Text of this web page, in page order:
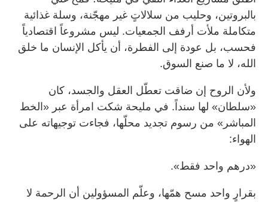
بالبروتين، وحليب من سلالاتٍ غير مهجّنة، وسلة غذائية
متكاملة ملأت أرفف الجمعيات. ليس مشروعاً اقتصادياً
فحسب، بل عودة إلى الفطرة، أن يأكل الإنسان ما خلق
الله، لا ما صنع السوق.
ولأن الروح إن ضاقت تعطّل العقل والجسد، كان
«سلطان» لها سنداً. في مليحة شكت امرأة عبر «الخط
المباشر» من رسوم تجديد محلّها، فجاءت توجيهاته على
الهواء:
«درهم واحد فقط».
بقرارٍ واحد مسح همّها، وعلّم المسؤولين أن الرحمة لا